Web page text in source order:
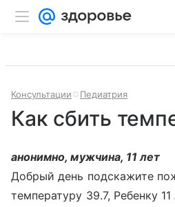
Консультации Педиатрия
Как сбить
анонимно, мужчина, 11 лет
Добрый день подскажите
температуру 39.7, Ребенку